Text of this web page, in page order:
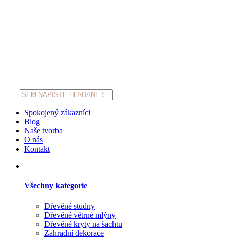
Products
search
Spokojený zákazníci
Blog
Naše tvorba
O nás
Kontakt
Všechny kategorie
Dřevěné studny
Dřevěné větrné mlýny
Dřevěné kryty na šachtu
Zahradní dekorace